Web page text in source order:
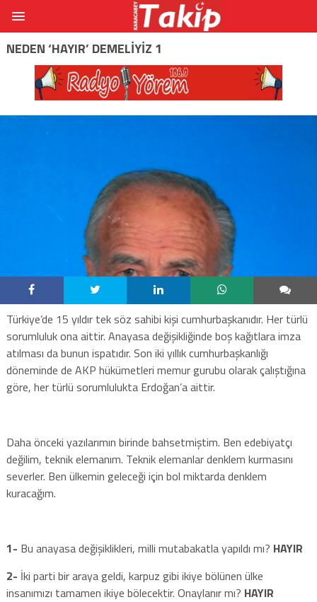
NEDEN ‘HAYIR’ DEMELIYIZ 1
Türkiye’de 15 yıldır tek söz sahibi kişi cumhurbaşkanıdır. Her türlü
sorumluluk ona aittir. Anayasa değişikliğinde boş kağıtlara imza
atılması da bunun ispatıdır. Son iki yıllık cumhurbaşkanlığı
döneminde de AKP hükümetleri memur gurubu olarak çalıştığına
göre, her türlü sorumlulukta Erdoğan’a aittir.
Daha önceki yazılarımın birinde bahsetmiştim. Ben edebiyatçı
değilim, teknik elemanım. Teknik elemanlar denklem kurmasını
severler. Ben ülkemin geleceği için bol miktarda denklem
kuracağım.
1- Bu anayasa değişiklikleri, milli mutabakatla yapıldı mı? HAYIR
2- İki parti bir araya geldi, karpuz gibi ikiye bölünen ülke
insanımızı tamamen ikiye bölecektir. Onaylanır mı? HAYIR